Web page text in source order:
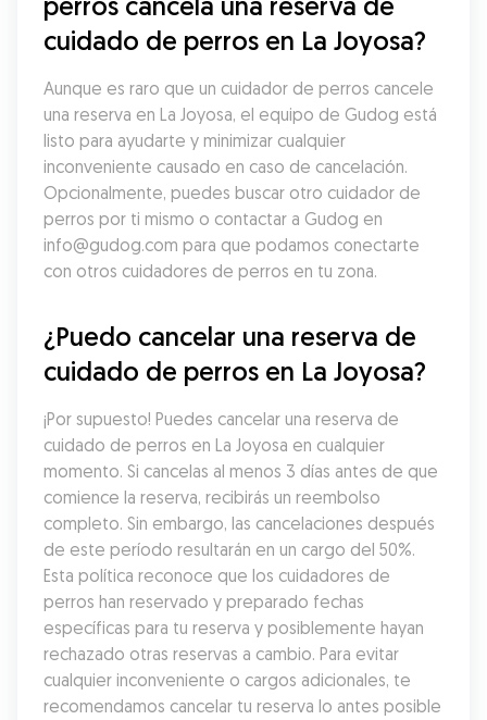
cuidado de perros en La Joyosa?
Aunque es raro que un cuidador de perros cancele
una reserva en La Joyosa, el equipo de Gudog está
listo para ayudarte y minimizar cualquier
inconveniente causado en caso de cancelación.
Opcionalmente, puedes buscar otro cuidador de
perros por ti mismo o contactar a Gudog en
info@gudog.com para que podamos conectarte
con otros cuidadores de perros en tu zona.
¿Puedo cancelar una reserva de
cuidado de perros en La Joyosa?
¡Por supuesto! Puedes cancelar una reserva de
cuidado de perros en La Joyosa en cualquier
momento. Si cancelas al menos 3 días antes de que
comience la reserva, recibirás un reembolso
completo. Sin embargo, las cancelaciones después
de este período resultarán en un cargo del 50%.
Esta política reconoce que los cuidadores de
perros han reservado y preparado fechas
específicas para tu reserva y posiblemente hayan
rechazado otras reservas a cambio. Para evitar
cualquier inconveniente o cargos adicionales, te
recomendamos cancelar tu reserva lo antes posible